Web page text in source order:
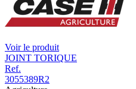
Voir le produit
JOINT TORIQUE
Ref.
3055389R2